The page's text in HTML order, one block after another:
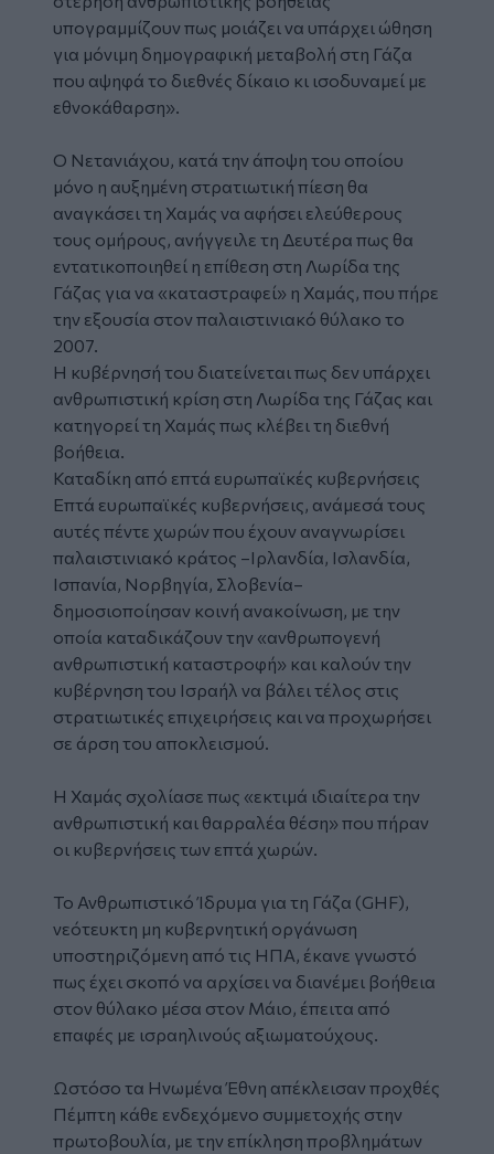
υπογραμμίζουν πως μοιάζει να υπάρχει ώθηση
για μόνιμη δημογραφική μεταβολή στη Γάζα
που αψηφά το διεθνές δίκαιο κι ισοδυναμεί με
εθνοκάθαρση».
Ο Νετανιάχου, κατά την άποψη του οποίου
μόνο η αυξημένη στρατιωτική πίεση θα
αναγκάσει τη Χαμάς να αφήσει ελεύθερους
τους ομήρους, ανήγγειλε τη Δευτέρα πως θα
εντατικοποιηθεί η επίθεση στη Λωρίδα της
Γάζας για να «καταστραφεί» η Χαμάς, που πήρε
την εξουσία στον παλαιστινιακό θύλακο το
2007.
Η κυβέρνησή του διατείνεται πως δεν υπάρχει
ανθρωπιστική κρίση στη Λωρίδα της Γάζας και
κατηγορεί τη Χαμάς πως κλέβει τη διεθνή
βοήθεια.
Καταδίκη από επτά ευρωπαϊκές κυβερνήσεις
Επτά ευρωπαϊκές κυβερνήσεις, ανάμεσά τους
αυτές πέντε χωρών που έχουν αναγνωρίσει
παλαιστινιακό κράτος –Ιρλανδία, Ισλανδία,
Ισπανία, Νορβηγία, Σλοβενία–
δημοσιοποίησαν κοινή ανακοίνωση, με την
οποία καταδικάζουν την «ανθρωπογενή
ανθρωπιστική καταστροφή» και καλούν την
κυβέρνηση του Ισραήλ να βάλει τέλος στις
στρατιωτικές επιχειρήσεις και να προχωρήσει
σε άρση του αποκλεισμού.
Η Χαμάς σχολίασε πως «εκτιμά ιδιαίτερα την
ανθρωπιστική και θαρραλέα θέση» που πήραν
οι κυβερνήσεις των επτά χωρών.
Το Ανθρωπιστικό Ίδρυμα για τη Γάζα (GHF),
νεότευκτη μη κυβερνητική οργάνωση
υποστηριζόμενη από τις ΗΠΑ, έκανε γνωστό
πως έχει σκοπό να αρχίσει να διανέμει βοήθεια
στον θύλακο μέσα στον Μάιο, έπειτα από
επαφές με ισραηλινούς αξιωματούχους.
Ωστόσο τα Ηνωμένα Έθνη απέκλεισαν προχθές
Πέμπτη κάθε ενδεχόμενο συμμετοχής στην
πρωτοβουλία, με την επίκληση προβλημάτων